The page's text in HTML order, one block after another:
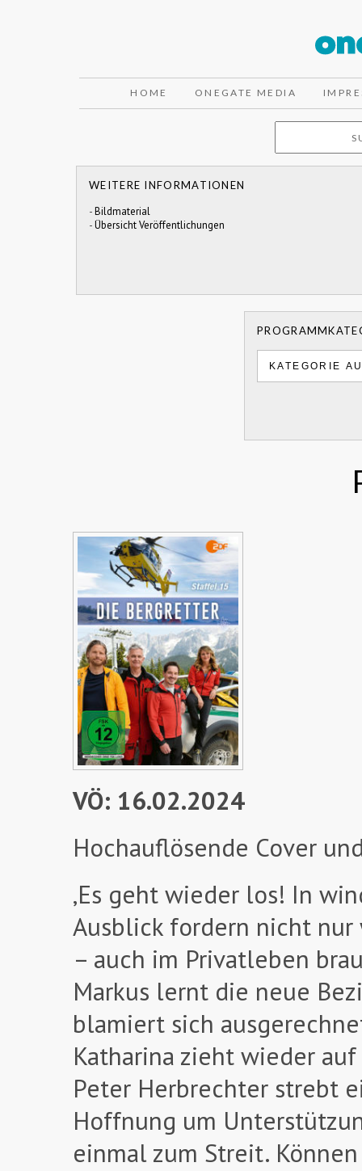
HOME ONEGATE MEDIA
WEITERE INFORMATIONEN
-Bildmaterial
-Übersicht Veröffentlichungen
VÖ: 16.02.2024
Hochauflösende Cover
‚Es geht wieder los! In
Ausblick fordern nicht nur
– auch im Privatleben
Markus lernt die neue
blamiert sich
Katharina zieht wieder
Peter Herbrechter strebt
Hoffnung um
einmal zum Streit.